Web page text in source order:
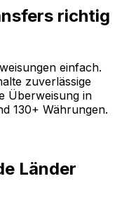
richtig
einfach.
zuverlässige
Überweisung in
130+ Währungen.
Länder